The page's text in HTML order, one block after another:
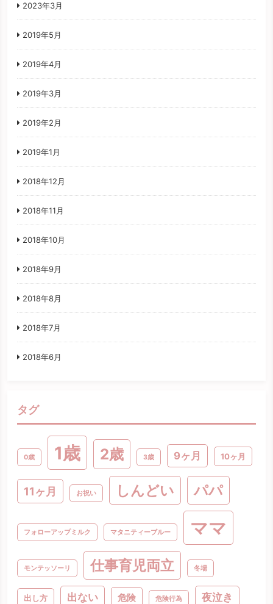
2023年3月
2019年5月
2019年4月
2019年3月
2019年2月
2019年1月
2018年12月
2018年11月
2018年10月
2018年9月
2018年8月
2018年7月
2018年6月
タグ
0歳 1歳 2歳 3歳 9ヶ月 10ヶ月
11ヶ月 お祝い しんどい パパ
フォローアップミルク マタニティーブルー ママ
モンテッソーリ 仕事育児両立 冬場
出し方 出ない 危険 危険行為 夜泣き